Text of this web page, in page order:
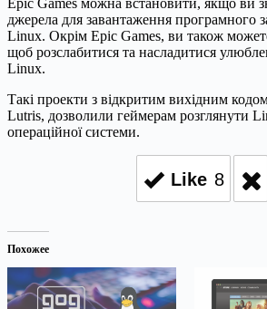
джерела для завантаження програмного
Linux. Окрім Epic Games, ви також
щоб розслабитися та насладитися
Linux.
Такі проекти з відкритим вихідним
Lutris, дозволили геймерам розглянути
операційної системи.
Like 8
Похожее